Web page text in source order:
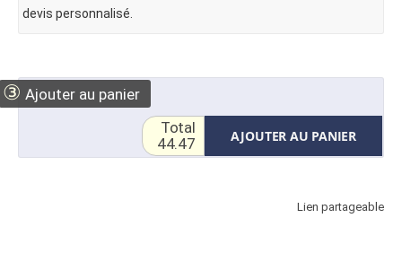
devis personnalisé.
③ Ajouter au panier
AJOUTER AU PANIER
Total
44.47
Lien partageable